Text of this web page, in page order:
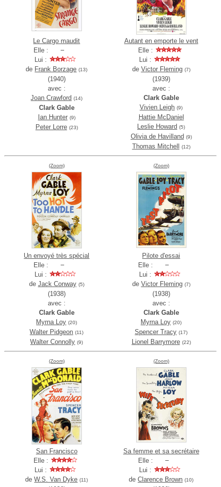
Le Cargo maudit
Elle :
Lui :
de Frank Borzage (13)
(1940)
avec :
Joan Crawford (14)
Clark Gable
Ian Hunter (9)
Peter Lorre (23)
Autant en emporte le vent
Elle :
Lui :
de Victor Fleming (7)
(1939)
avec :
Clark Gable
Vivien Leigh (9)
Hattie McDaniel
Leslie Howard (5)
Olivia de Havilland (9)
Thomas Mitchell (12)
(Zoom)
Un envoyé très spécial
Elle :
Lui :
de Jack Conway (5)
(1938)
avec :
Clark Gable
Myrna Loy (20)
Walter Pidgeon (11)
Walter Connolly (9)
(Zoom)
Pilote d'essai
Elle :
Lui :
de Victor Fleming (7)
(1938)
avec :
Clark Gable
Myrna Loy (20)
Spencer Tracy (17)
Lionel Barrymore (22)
(Zoom)
San Francisco
Elle :
Lui :
deW.S. Van Dyke (11)
(Zoom)
Sa femme et sa secrétaire
Elle :
Lui :
deClarence Brown (10)